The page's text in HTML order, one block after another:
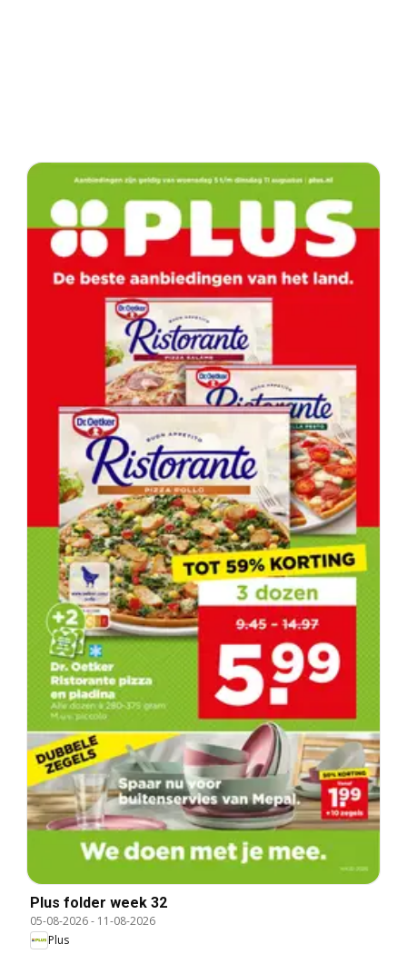
Plus folder week 32
05-08-2026- 11-08-2026
Plus